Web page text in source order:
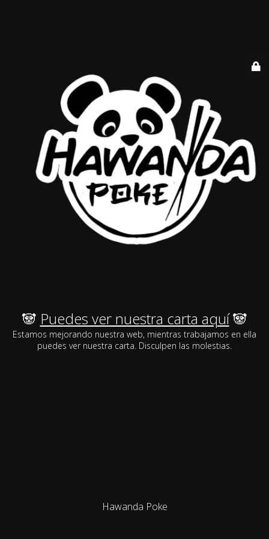
🐼 Puedes ver nuestra carta aquí🐼
Estamos mejorando nuestra web, mientras trabajamos en ella
puedes ver nuestra carta. Disculpen las molestias.
Hawanda Poke